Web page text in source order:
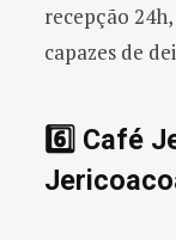
recepção
capazes de
6️⃣ Café